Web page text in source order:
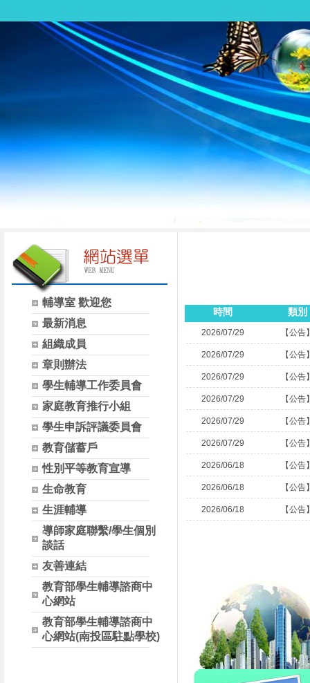
輔導室 歡迎您
最新消息
組織成員
章則辦法
學生輔導工作委員會
家庭教育推行小組
學生申訴評議委員會
教育儲蓄戶
性別平等教育宣導
生命教育
生涯輔導
導師家庭聯繫/學生個別
談話
友善連結
教育部學生輔導諮商中
心網站
教育部學生輔導諮商中
心網站(南投區駐點學校)
時間 類別
2026/07/29 【公告
2026/07/29 【公告
2026/07/29 【公告
2026/07/29 【公告
2026/07/29 【公告
2026/07/29 【公告
2026/06/18 【公告
2026/06/18 【公告
2026/06/18 【公告